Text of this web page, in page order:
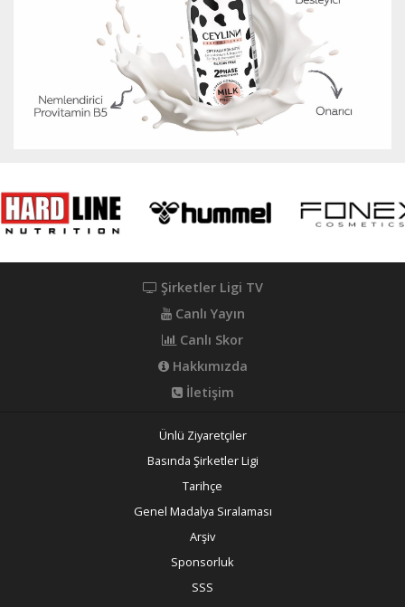
Şirketler Ligi TV
Canlı Yayın
Canlı Skor
Hakkımızda
İletişim
Ünlü Ziyaretçiler
Basında Şirketler Ligi
Tarihçe
Genel Madalya Sıralaması
Arşiv
Sponsorluk
SSS